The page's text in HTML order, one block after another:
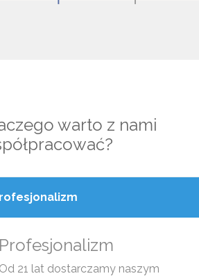
warto z nami
Profesjonalizm
Od 21 lat dostarczamy naszym